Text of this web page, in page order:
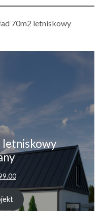
70m2 letniskowy
letniskowy
Aktualna
cena
wynosi:
zł299.00.